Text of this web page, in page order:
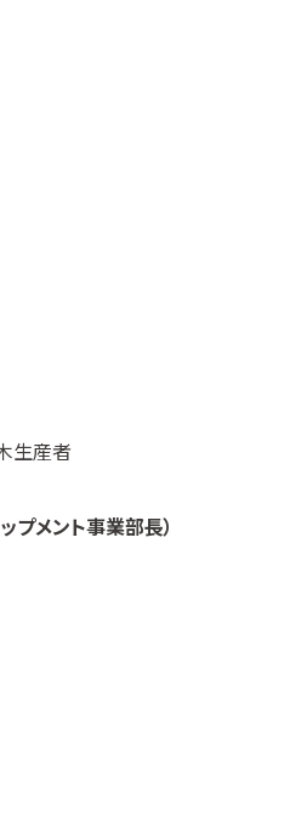
生産者
メント事業部長）